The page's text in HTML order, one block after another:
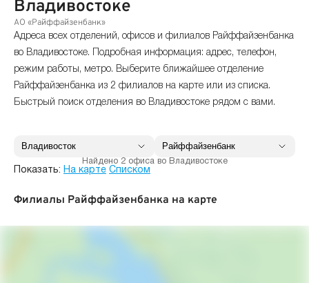
Владивостоке
АО «Райффайзенбанк»
Адреса всех отделений, офисов и филиалов Райффайзенбанка
во Владивостоке. Подробная информация: адрес, телефон,
режим работы, метро. Выберите ближайшее отделение
Райффайзенбанка из 2 филиалов на карте или из списка.
Быстрый поиск отделения во Владивостоке рядом с вами.
Найдено 2 офиса во Владивостоке
Показать: На карте Списком
Филиалы Райффайзенбанка на карте